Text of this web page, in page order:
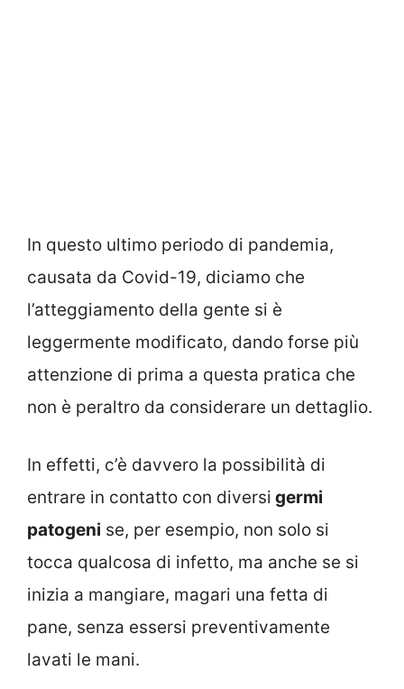
In questo ultimo periodo di pandemia,
causata da Covid-19, diciamo che
l’atteggiamento della gente si è
leggermente modificato, dando forse più
attenzione di prima a questa pratica che
non è peraltro da considerare un dettaglio.
In effetti, c’è davvero la possibilità di
entrare in contatto con diversi germi
patogeni se, per esempio, non solo si
tocca qualcosa di infetto, ma anche se si
inizia a mangiare, magari una fetta di
pane, senza essersi preventivamente
lavati le mani.